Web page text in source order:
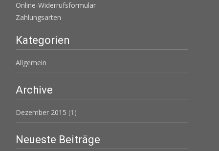
Online-Widerrufsformular
Zahlungsarten
Kategorien
Allgemein
Archive
Dezember 2015 (1)
Neueste Beiträge